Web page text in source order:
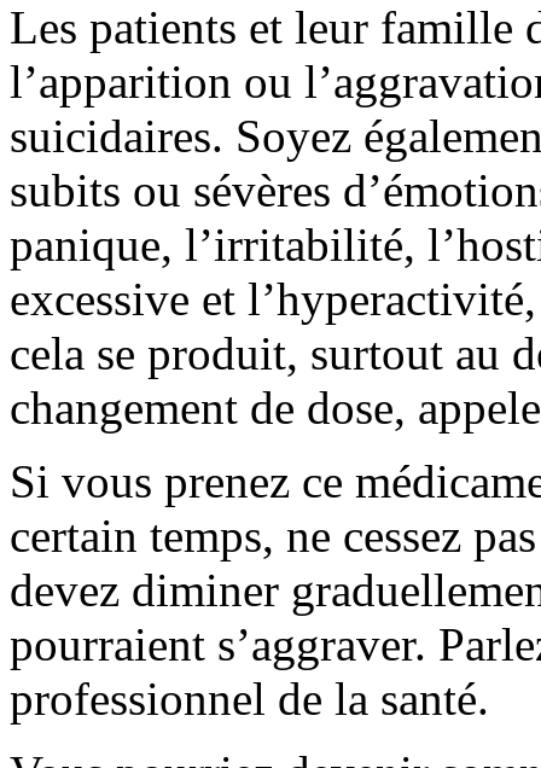
Les patients et leur famille
l’apparition ou
suicidaires. Soyez
subits ou sévères
panique, l’irritabilité,
excessive et
cela se produit, surtout au
changement de dose,
Si vous prenez ce
certain temps, ne cessez
devez diminer
pourraient s’aggraver.
professionnel de la santé.